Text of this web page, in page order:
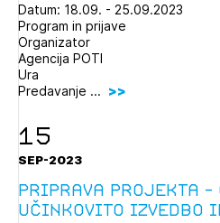
Datum: 18.09. - 25.09.2023
Program in prijave
Organizator
Agencija POTI
Ura
Predavanje ...
15
SEP-2023
Priprava projekta -
učinkovito izvedbo